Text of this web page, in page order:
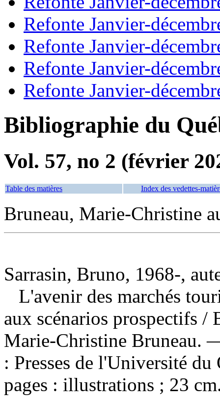
Refonte Janvier-
Refonte Janvier-
Refonte Janvier-
Refonte Janvier-
Bibliographie du
Vol. 57, no 2 (février
Table des matières Index des vedettes-
Bruneau, Marie-Christine
Sarrasin, Bruno, 1968-,
L'avenir des marchés
aux scénarios prospectifs /
Marie-Christine Bruneau.
: Presses de l'Université
pages : illustrations ; 23